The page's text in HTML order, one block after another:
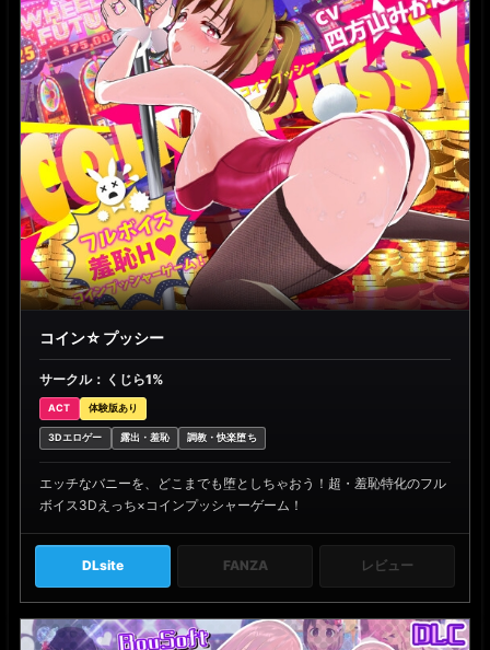
コイン☆プッシー
サークル：くじら1%
ACT 体験版あり
3Dエロゲー 露出・羞恥 調教・快楽堕ち
エッチなバニーを、どこまでも堕としちゃおう！超・羞恥特化のフル
ボイス3Dえっち×コインプッシャーゲーム！
DLsite FANZA レビュー